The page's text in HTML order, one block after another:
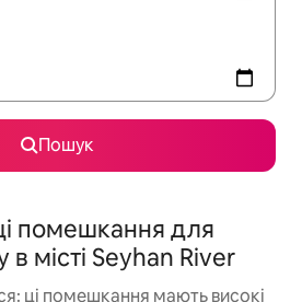
Пошук
помешкання для
в місті Seyhan River
ці помешкання мають високі